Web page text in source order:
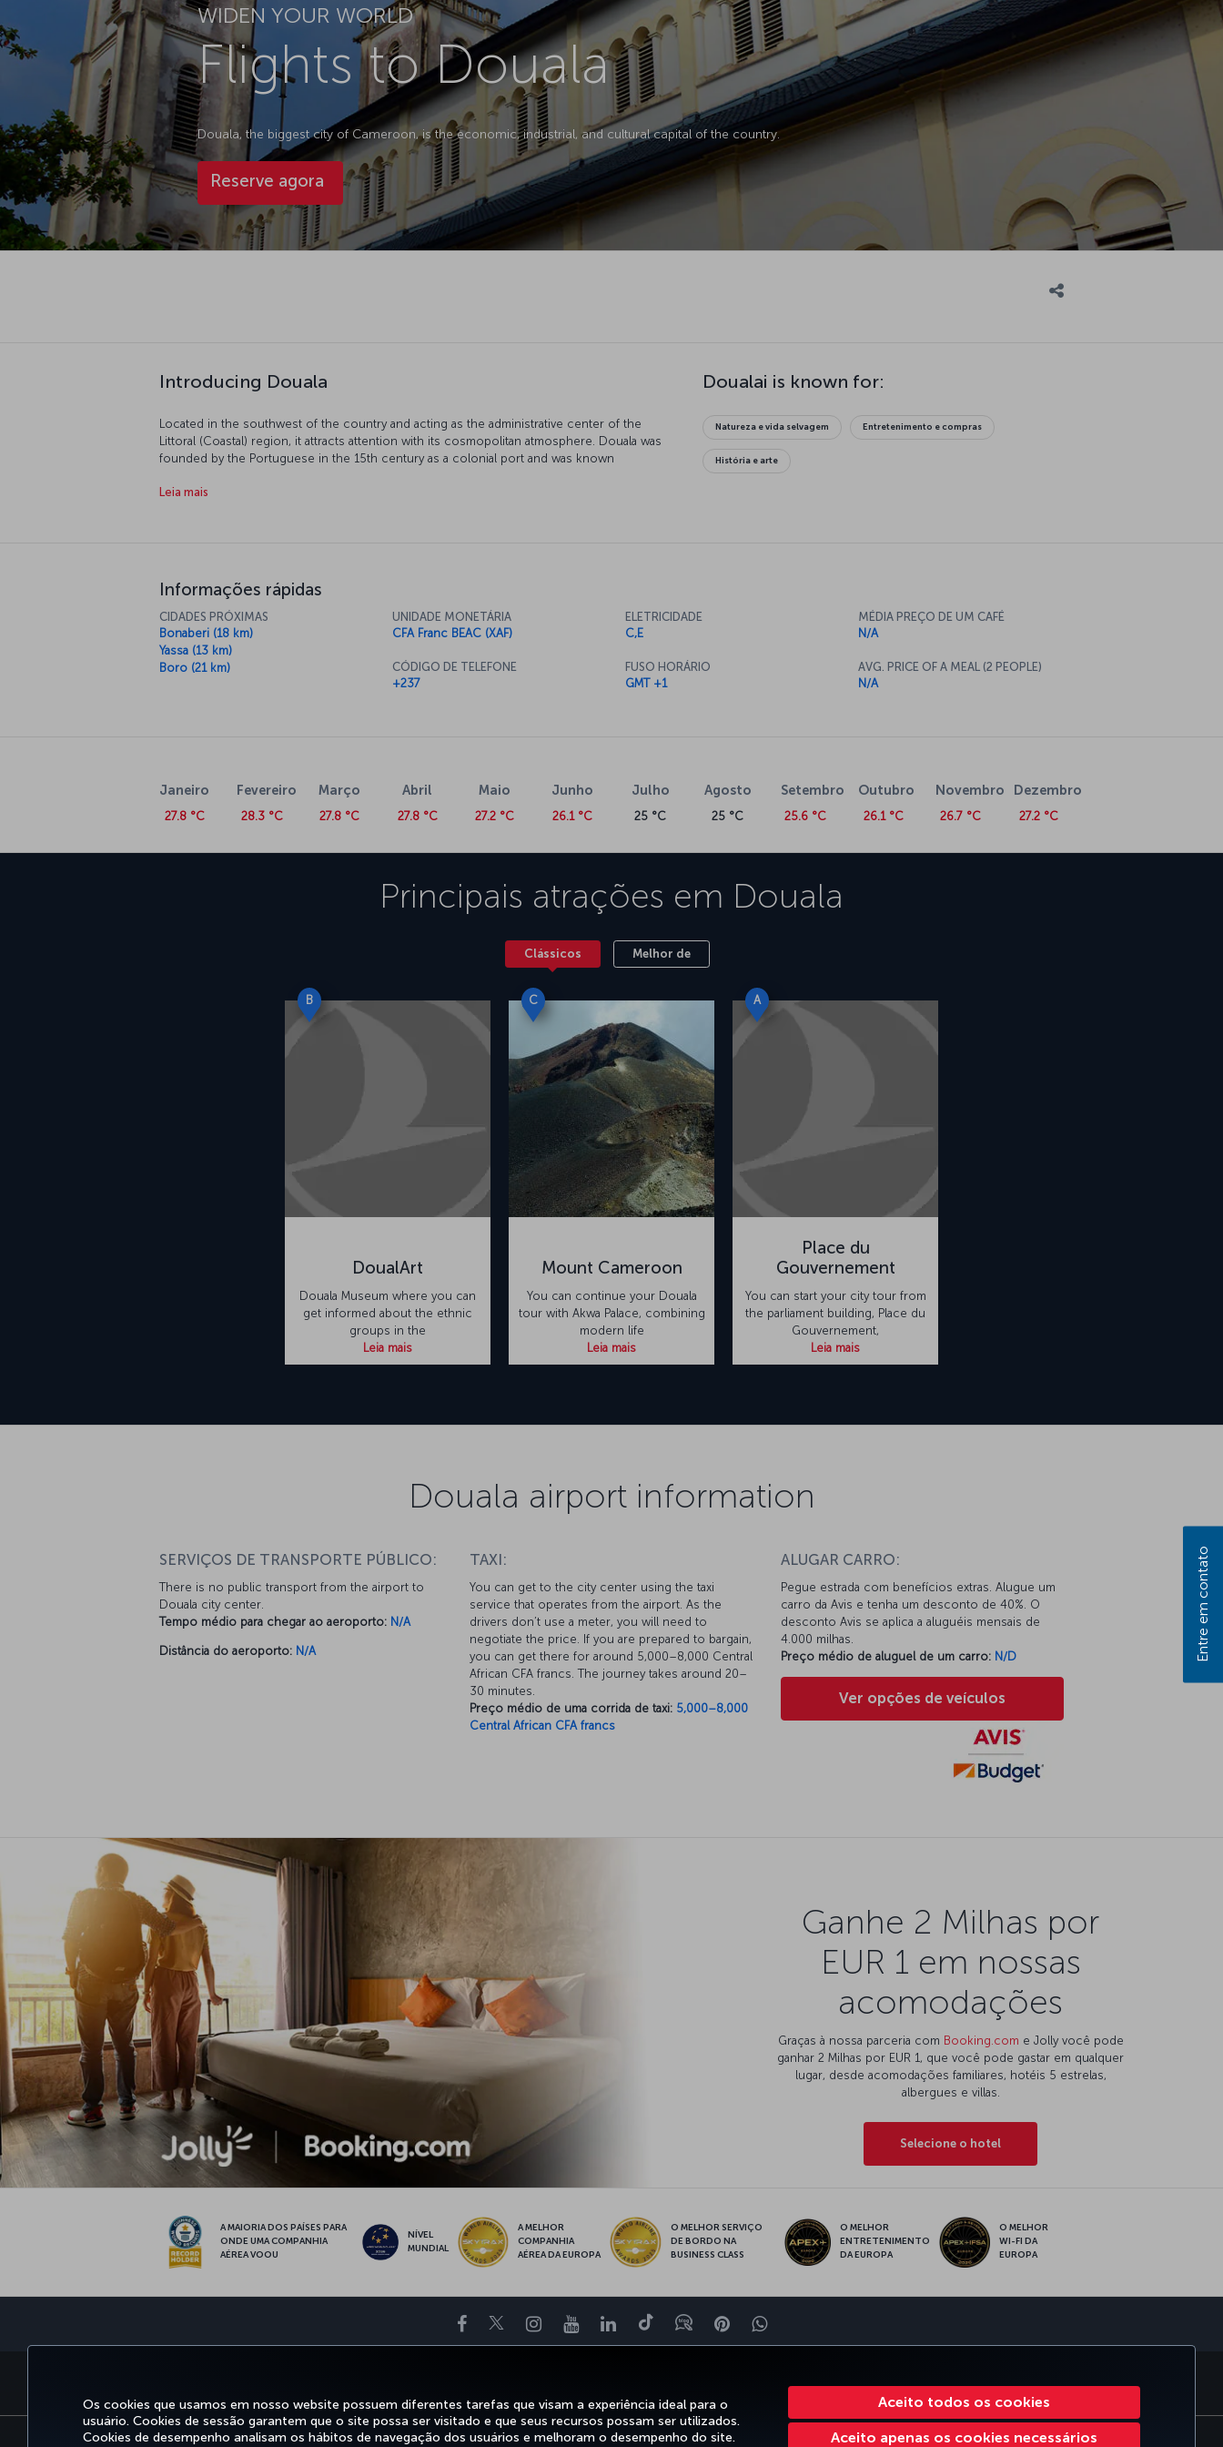
Os cookies que usamos em nosso website possuem diferentes tarefas que visam a experiência ideal para o
usuário. Cookies de sessão garantem que o site possa ser visitado e que seus recursos possam ser utilizados.
Cookies de desempenho analisam os hábitos de navegação dos usuários e melhoram o desempenho do site.
Aceito todos os cookies
Aceito apenas os cookies necessários
WIDEN YOUR WORLD
Flights to Douala
Douala, the biggest city of Cameroon, is the economic, industrial, and cultural capital of the country.
Reserve agora
Introducing Douala
Located in the southwest of the country and acting as the administrative center of the
Littoral (Coastal) region, it attracts attention with its cosmopolitan atmosphere. Douala was
founded by the Portuguese in the 15th century as a colonial port and was known
is the second biggest port of Africa and 95% of the country’s import business is done
Leia mais
Doualai is known for:
Natureza e vida selvagem Entretenimento e compras
História e arte
Informações rápidas
CIDADES PRÓXIMAS
Bonaberi (18 km)
Yassa (13 km)
Boro (21 km)
UNIDADE MONETÁRIA
CFA Franc BEAC (XAF)
CÓDIGO DE TELEFONE
+237
ELETRICIDADE
C,E
FUSO HORÁRIO
GMT +1
MÉDIA PREÇO DE UM CAFÉ
N/A
AVG. PRICE OF A MEAL (2 PEOPLE)
N/A
Janeiro
27.8 °C
Fevereiro
28.3 °C
Março
27.8 °C
Abril
27.8 °C
Maio
27.2 °C
Junho
26.1 °C
Julho
25 °C
Agosto
25 °C
Setembro
25.6 °C
Outubro
26.1 °C
Novembro
26.7 °C
Dezembro
27.2 °C
Principais atrações em Douala
Clássicos Melhor de
B
DoualArt
Douala Museum where you can
get informed about the ethnic
groups in the
Leia mais
C
Mount Cameroon
You can continue your Douala
tour with Akwa Palace, combining
modern life
Leia mais
A
Place du
Gouvernement
You can start your city tour from
the parliament building, Place du
Gouvernement,
Leia mais
Douala airport information
SERVIÇOS DE TRANSPORTE PÚBLICO:
There is no public transport from the airport to
Douala city center.
Tempo médio para chegar ao aeroporto: N/A
Distância do aeroporto: N/A
TAXI:
You can get to the city center using the taxi
service that operates from the airport. As the
drivers don’t use a meter, you will need to
negotiate the price. If you are prepared to bargain,
you can get there for around 5,000–8,000 Central
African CFA francs. The journey takes around 20–
30 minutes.
Preço médio de uma corrida de taxi: 5,000–8,000
Central African CFA francs
ALUGAR CARRO:
Pegue estrada com benefícios extras. Alugue um
carro da Avis e tenha um desconto de 40%. O
desconto Avis se aplica a aluguéis mensais de
4.000 milhas.
Preço médio de aluguel de um carro: N/D
Ver opções de veículos
Ganhe 2 Milhas por
EUR 1 em nossas
acomodações
Graças à nossa parceria com Booking.com e Jolly você pode
ganhar 2 Milhas por EUR 1, que você pode gastar em qualquer
lugar, desde acomodações familiares, hotéis 5 estrelas,
albergues e villas.
Selecione o hotel
A MAIORIA DOS PAÍSES PARA
ONDE UMA COMPANHIA
AÉREA VOOU
NÍVEL
MUNDIAL
A MELHOR
COMPANHIA
AÉREA DA EUROPA
O MELHOR SERVIÇO
DE BORDO NA
BUSINESS CLASS
O MELHOR
ENTRETENIMENTO
DA EUROPA
O MELHOR
WI-FI DA
EUROPA
Facebook
TwitterInstagram
YouTubeLinkedIn
TiktokBlogPinterestWhatsApp
Entre em contato